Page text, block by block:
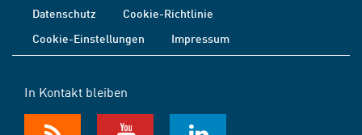
Datenschutz
Cookie-Richtlinie
Cookie-Einstellungen
Impressum
In Kontakt bleiben